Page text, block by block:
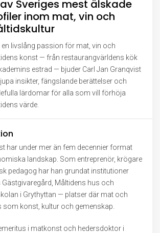
av Sveriges mest älskade
inom mat, vin och
en livslång passion för mat, vin och
konst — från restaurangvärldens kök
estrad — bjuder Carl Jan Granqvist
insikter, fängslande berättelser och
lärdomar för alla som vill förhöja
värde.
har under mer än fem decennier format
landskap. Som entreprenör, krögare
pedagog har han grundat institutioner
Måltidens hus och
i Grythyttan — platser där mat och
som konst, kultur och gemenskap.
i matkonst och hedersdoktor i